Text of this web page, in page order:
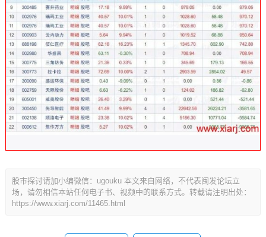
股市探讨请加小编微信：ugouku 本文来自网络，不代表闽发论坛立
场，请勿相信本站任何电子书、视频中的联系方式。转载请注明出处：
https://www.xiarj.com/11465.html